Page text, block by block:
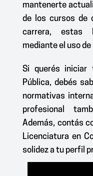
mantenerte
de los cursos de
carrera, estas
mediante el uso
Si querés iniciar
Pública, debés
normativas
profesional
Además, contás
Licenciatura en
solidez a tu perfil